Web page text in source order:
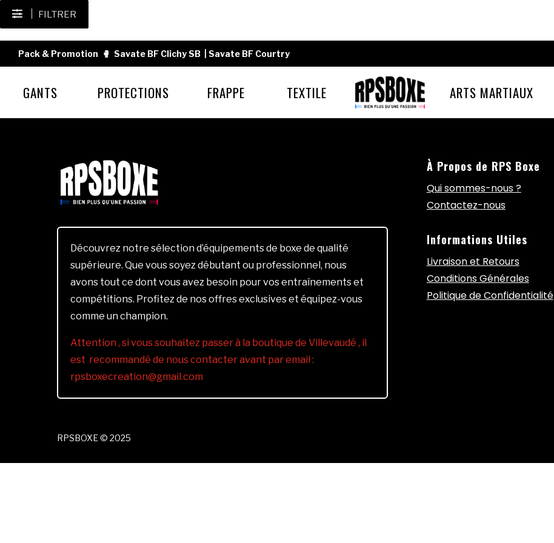
FILTRER
Pack & Promotion 🥊 Savate BF Clichy SB Savate BF Courtry
GANTS PROTECTIONS FRAPPE TEXTILE ARTS MARTIAUX
Découvrez notre sélection d’équipements de boxe de qualité
supérieure. Que vous soyez débutant ou professionnel, nous
avons tout ce dont vous avez besoin pour vos entraînements et
compétitions. Profitez de nos offres exclusives et équipez-vous
comme un champion.
Attention , si vous souhaitez passer à la boutique de Villevaudé , il
est recommandé de nous contacter avant par email :
rpsboxecreation@gmail.com
À Propos de RPS Boxe
Qui sommes-nous ?
Contactez-nous
Informations Utiles
Livraison et Retours
Conditions Générales
Politique de Confidentialité
RPSBOXE © 2025